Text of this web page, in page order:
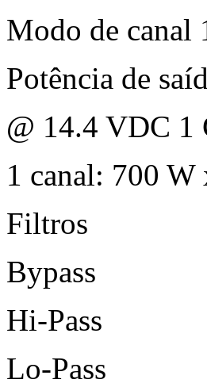
Modo de canal
Potência de
@ 14.4 VDC
1 canal: 700
Filtros
Bypass
Hi-Pass
Lo-Pass